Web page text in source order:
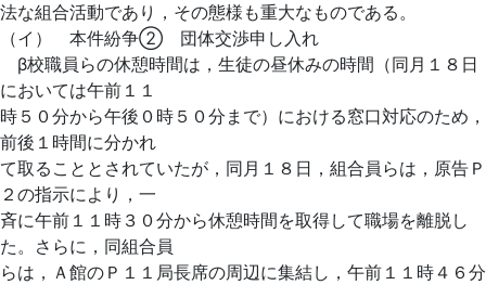
法な組合活動であり，その態様も重大なものである。
（イ） 本件紛争② 団体交渉申し入れ
β校職員らの休憩時間は，生徒の昼休みの時間（同月１８日
においては午前１１
時５０分から午後０時５０分まで）における窓口対応のため，
前後１時間に分かれ
て取ることとされていたが，同月１８日，組合員らは，原告Ｐ
２の指示により，一
斉に午前１１時３０分から休憩時間を取得して職場を離脱し
た。さらに，同組合員
らは，Ａ館のＰ１１局長席の周辺に集結し，午前１１時４６分